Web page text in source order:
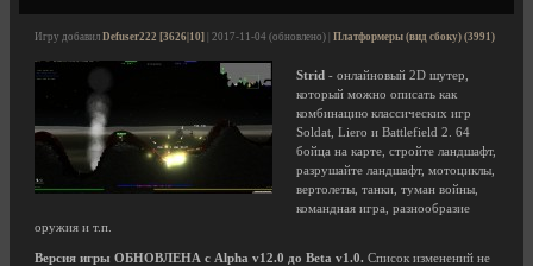
Игру добавил Defuser222 [3626|10] | 2017-11-04 (обновлено) | Платформеры (вид сбоку) (3991)
Strid - онлайновый 2D шутер,
который можно описать как
комбинацию классических игр
Soldat, Liero и Battlefield 2. 64
бойца на карте, стройте ландшафт,
разрушайте ландшафт, мотоциклы,
вертолеты, танки, туман войны,
командная игра, разнообразие
оружия и т.п.
Версия игры ОБНОВЛЕНА с Alpha v12.0 до Beta v1.0. Список изменений не